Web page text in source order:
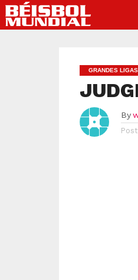
GRANDES LIGAS
By